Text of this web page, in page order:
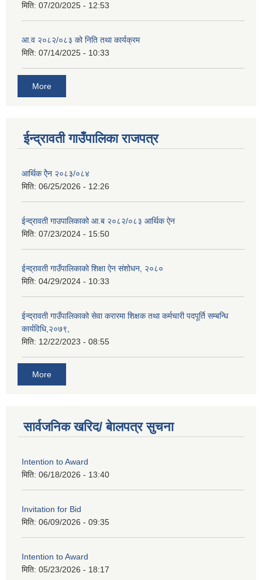
मिति: 07/20/2025 - 12:53
आ.व २०८२/०८३ को निति तथा कार्यक्रम
मिति: 07/14/2025 - 10:33
More
ईन्द्रावती गाउँपालिका राजपत्र
आर्थिक ऐेन २०८३/०८४
मिति: 06/25/2026 - 12:26
ईन्द्रावती गाउपालिकाको आ.ब २०८२/०८३ आर्थिक ऐन
मिति: 07/23/2024 - 15:50
ईन्द्रावती गाउँपालिकाको शिक्षा ऐन संशोधन, २०८०
मिति: 04/29/2024 - 10:33
ईन्द्रावती गाउँपालिकाको सेवा करारमा शिक्षक तथा कर्मचारी पदपूर्ति सम्बन्धि
कार्यविधि,२०७९,
मिति: 12/22/2023 - 08:55
More
सार्वजनिक खरिद/ बेालपत्र सुचना
Intention to Award
मिति: 06/18/2026 - 13:40
Invitation for Bid
मिति: 06/09/2026 - 09:35
Intention to Award
मिति: 05/23/2026 - 18:17